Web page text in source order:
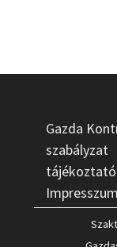
Gazda
szabályzat
tájékoztató
Impresszum